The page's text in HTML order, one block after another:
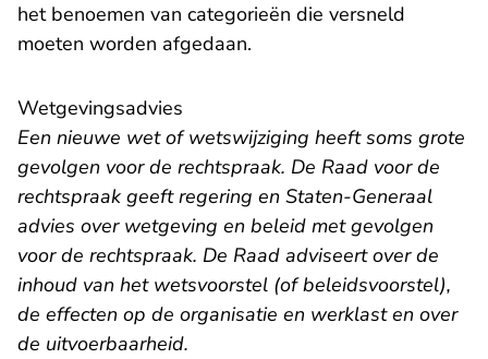
het benoemen van categorieën die versneld
moeten worden afgedaan.
Wetgevingsadvies
Een nieuwe wet of wetswijziging heeft soms grote
gevolgen voor de rechtspraak. De Raad voor de
rechtspraak geeft regering en Staten-Generaal
advies over wetgeving en beleid met gevolgen
voor de rechtspraak. De Raad adviseert over de
inhoud van het wetsvoorstel (of beleidsvoorstel),
de effecten op de organisatie en werklast en over
de uitvoerbaarheid.